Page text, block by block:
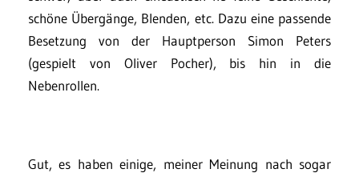
schöne Übergänge, Blenden, etc. Dazu eine passende
Besetzung von der Hauptperson Simon Peters
(gespielt von Oliver Pocher), bis hin in die
Nebenrollen.
Gut, es haben einige, meiner Meinung nach sogar